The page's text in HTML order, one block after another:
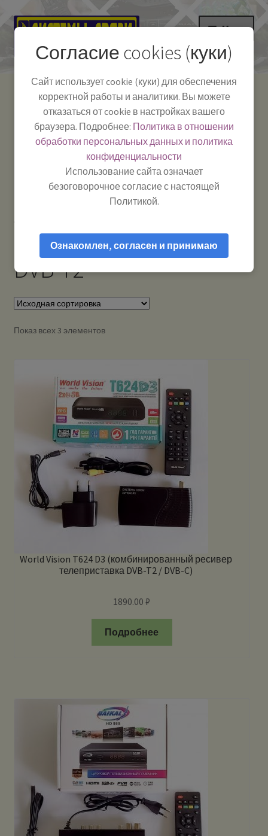
Перейти
навигации
Перейти
содержимому
Меню
Как пользоваться
Полезная информация
Мой аккаунт
Системы Связи:
г. Красноярск, ул.
Работаем:Пн-Пт:
10:00–18:00
-
Телефон:+7-
391-249-1040
Тел.|WA|Telegram:
+79029904090
DVB-T2
Показ всех 3 элементов
World Vision T624 D3 (комбинированный ресивер
телеприставка DVB-T2 / DVB-C)
1890.00₽
Подробнее
Согласие cookies (куки)
Сайт использует cookie (куки) для обеспечения
корректной работы и аналитики. Вы можете
отказаться от cookie в настройках вашего
браузера. Подробнее: Политика в отношении
обработки персональных данных и политика
конфиденциальности
Использование сайта означает
безоговорочное согласие с настоящей
Политикой.
Ознакомлен, согласен и принимаю